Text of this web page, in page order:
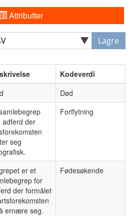
Attributter
Lagre
Kodeverdi
Død
adferd der
seg
Forflytning
er et
for
der formålet
ernære seg.
Fødesøkende